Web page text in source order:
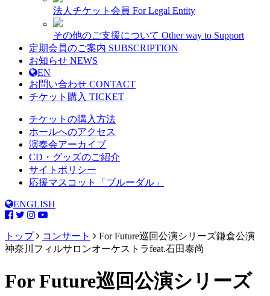
法人チケット会員 For Legal Entity
その他のご支援について Other way to Support
定期会員のご案内 SUBSCRIPTION
お知らせ NEWS
EN
お問い合わせ CONTACT
チケット購入 TICKET
チケットの購入方法
ホールへのアクセス
演奏会アーカイブ
CD・グッズのご紹介
サイトポリシー
応援マスコット「ブルーダル」
ENGLISH
トップ コンサート
For Future巡回公演シリーズ鎌倉公演
神奈川フィルサロンオーケストラfeat.石田泰尚
For Future巡回公演シリーズ